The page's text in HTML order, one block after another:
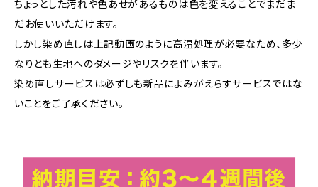
ちょっとした汚れや色あせがあるものは色を変えることでまだま
だお使いいただけます。
しかし染め直しは上記動画のように高温処理が必要なため、多少
なりとも生地へのダメージやリスクを伴います。
染め直しサービスは必ずしも新品によみがえらすサービスではな
いことをご了承ください。